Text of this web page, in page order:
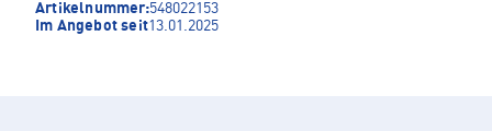
Artikelnummer:548022153
Im Angebot seit13.01.2025